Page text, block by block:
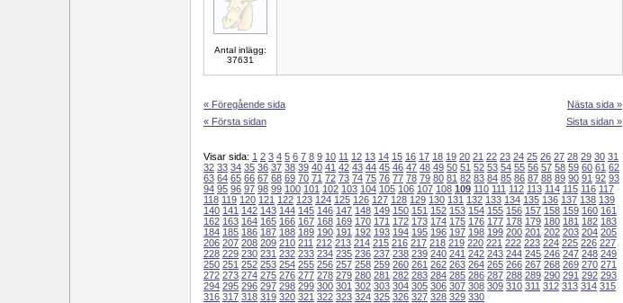
Antal inlägg:
37631
« Föregående sida
« Första sidan
Nästa sida »
Sista sidan »
Visar sida: 1 2 3 4 5 6 7 8 9 10 11 12 13 14 15 16 17 18 19 20 21 22 23 24 25 26 27 28 29 30 31
32 33 34 35 36 37 38 39 40 41 42 43 44 45 46 47 48 49 50 51 52 53 54 55 56 57 58 59 60 61 62
63 64 65 66 67 68 69 70 71 72 73 74 75 76 77 78 79 80 81 82 83 84 85 86 87 88 89 90 91 92 93
94 95 96 97 98 99 100 101 102 103 104 105 106 107 108 109 110 111 112 113 114 115 116 117
118 119 120 121 122 123 124 125 126 127 128 129 130 131 132 133 134 135 136 137 138 139
140 141 142 143 144 145 146 147 148 149 150 151 152 153 154 155 156 157 158 159 160 161
162 163 164 165 166 167 168 169 170 171 172 173 174 175 176 177 178 179 180 181 182 183
184 185 186 187 188 189 190 191 192 193 194 195 196 197 198 199 200 201 202 203 204 205
206 207 208 209 210 211 212 213 214 215 216 217 218 219 220 221 222 223 224 225 226 227
228 229 230 231 232 233 234 235 236 237 238 239 240 241 242 243 244 245 246 247 248 249
250 251 252 253 254 255 256 257 258 259 260 261 262 263 264 265 266 267 268 269 270 271
272 273 274 275 276 277 278 279 280 281 282 283 284 285 286 287 288 289 290 291 292 293
294 295 296 297 298 299 300 301 302 303 304 305 306 307 308 309 310 311 312 313 314 315
316 317 318 319 320 321 322 323 324 325 326 327 328 329 330